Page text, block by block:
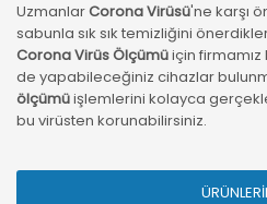
UzmanlarCoronaVirüsü'ne karşı
sabunla sık sık temizliğini
Corona Virüs Ölçümüiçin
de yapabileceğiniz cihazlar
ölçümüişlemlerini kolayca
bu virüsten korunabilirsiniz.